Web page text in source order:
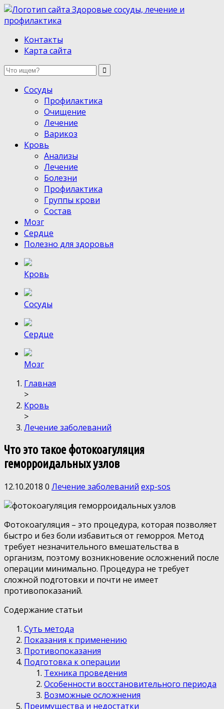
Здоровые сосуды, лечение и профилактика
Контакты
Карта сайта
Сосуды
Профилактика
Очищение
Лечение
Варикоз
Кровь
Анализы
Лечение
Болезни
Профилактика
Группы крови
Состав
Мозг
Сердце
Полезно для здоровья
Кровь
Сосуды
Сердце
Мозг
Главная
>
Кровь
>
Лечение заболеваний
Что это такое фотокоагуляция
геморроидальных узлов
12.10.2018 0 Лечение заболеваний exp-sos
Фотокоагуляция – это процедура, которая позволяет
быстро и без боли избавиться от геморроя. Метод
требует незначительного вмешательства в
организм, поэтому возникновение осложнений после
операции минимально. Процедура не требует
сложной подготовки и почти не имеет
противопоказаний.
Содержание статьи
Суть метода
Показания к применению
Противопоказания
Подготовка к операции
Техника проведения
Особенности восстановительного периода
Возможные осложнения
Преимущества и недостатки